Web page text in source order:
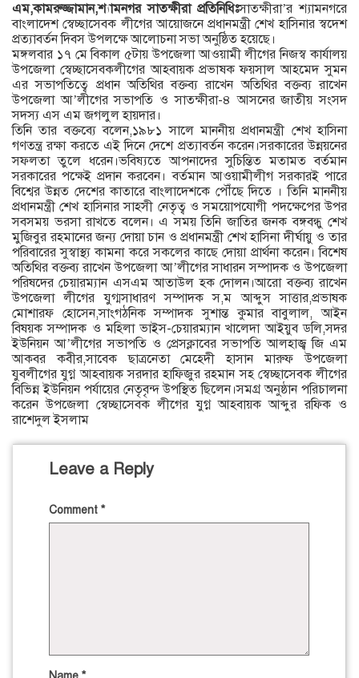
এম,কামরুজ্জামান,শ্যামনগর সাতক্ষীরা প্রতিনিধিঃসাতক্ষীরা’র শ্যামনগরে
বাংলাদেশ স্বেচ্ছাসেবক লীগের আয়োজনে প্রধানমন্ত্রী শেখ হাসিনার স্বদেশ
প্রত্যাবর্তন দিবস উপলক্ষে আলোচনা সভা অনুষ্ঠিত হয়েছে।
মঙ্গলবার ১৭ মে বিকাল ৫টায় উপজেলা আওয়ামী লীগের নিজস্ব কার্যালয়
উপজেলা স্বেচ্ছাসেবকলীগের আহবায়ক প্রভাষক ফয়সাল আহমেদ সুমন
এর সভাপতিত্বে প্রধান অতিথির বক্তব্য রাখেন অতিথির বক্তব্য রাখেন
উপজেলা আ’লীগের সভাপতি ও সাতক্ষীরা-৪ আসনের জাতীয় সংসদ
সদস্য এস এম জগলুল হায়দার।
তিনি তার বক্তব্যে বলেন,১৯৮১ সালে মাননীয় প্রধানমন্ত্রী শেখ হাসিনা
গণতন্ত্র রক্ষা করতে এই দিনে দেশে প্রত্যাবর্তন করেন।সরকারের উন্নয়নের
সফলতা তুলে ধরেন।ভবিষ্যতে আপনাদের সুচিন্তিত মতামত বর্তমান
সরকারের পক্ষেই প্রদান করবেন। বর্তমান আওয়ামীলীগ সরকারই পারে
বিশ্বের উন্নত দেশের কাতারে বাংলাদেশকে পৌঁছে দিতে । তিনি মাননীয়
প্রধানমন্ত্রী শেখ হাসিনার সাহসী নেতৃত্ব ও সময়োপযোগী পদক্ষেপের উপর
সবসময় ভরসা রাখতে বলেন। এ সময় তিনি জাতির জনক বঙ্গবন্ধু শেখ
মুজিবুর রহমানের জন্য দোয়া চান ও প্রধানমন্ত্রী শেখ হাসিনা দীর্ঘায়ু ও তার
পরিবারের সুস্বাস্থ্য কামনা করে সকলের কাছে দোয়া প্রার্থনা করেন। বিশেষ
অতিথির বক্তব্য রাখেন উপজেলা আ’লীগের সাধারন সম্পাদক ও উপজেলা
পরিষদের চেয়ারম্যান এসএম আতাউল হক দোলন।আরো বক্তব্য রাখেন
উপজেলা লীগের যুগ্মসাধারণ সম্পাদক স,ম আব্দুস সাত্তার,প্রভাষক
মোশারফ হোসেন,সাংগঠনিক সম্পাদক সুশান্ত কুমার বাবুলাল, আইন
বিষয়ক সম্পাদক ও মহিলা ভাইস-চেয়ারম্যান খালেদা আইয়ুব ডলি,সদর
ইউনিয়ন আ’লীগের সভাপতি ও প্রেসক্লাবের সভাপতি আলহাজ্ব জি এম
আকবর কবীর,সাবেক ছাত্রনেতা মেহেদী হাসান মারুফ উপজেলা
যুবলীগের যুগ্ন আহবায়ক সরদার হাফিজুর রহমান সহ স্বেচ্ছাসেবক লীগের
বিভিন্ন ইউনিয়ন পর্যায়ের নেতৃবৃন্দ উপস্থিত ছিলেন।সমগ্র অনুষ্ঠান পরিচালনা
করেন উপজেলা স্বেচ্ছাসেবক লীগের যুগ্ন আহবায়ক আব্দুর রফিক ও
রাশেদুল ইসলাম
Leave a Reply
Comment *